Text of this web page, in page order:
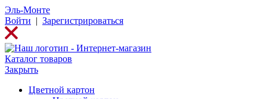
Эль-Монте
Войти | Зарегистрироваться
Каталог товаров
Закрыть
Цветной картон